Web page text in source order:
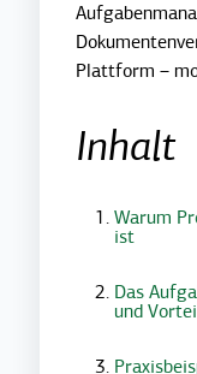
Plattform –
Inhalt
Warum
ist
Das
und